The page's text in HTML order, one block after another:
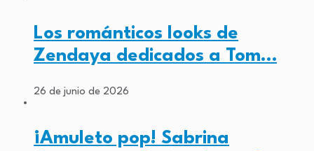
Los románticos looks de
Zendaya dedicados a Tom…
26 de junio de 2026
¡Amuleto pop! Sabrina